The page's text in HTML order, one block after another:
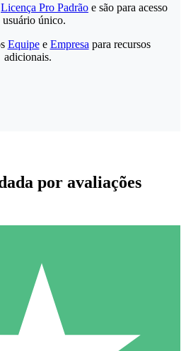
Individuais
com créditos de download. Sem
Licença Pro Padrão e são para acesso
usuário único.
Equipee Empresa para recursos
adicionais.
por avaliações